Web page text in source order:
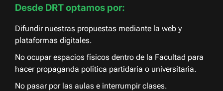
Desde DRT optamos por:
Difundir nuestras propuestas mediante la web y
plataformas digitales.
No ocupar espacios físicos dentro de la Facultad para
hacer propaganda política partidaria o universitaria.
No pasar por las aulas e interrumpir clases.